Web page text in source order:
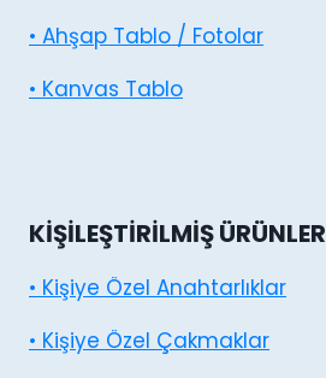
• Ahşap Tablo / Fotolar
• Kanvas Tablo
KIŞILEŞTIRILMIŞ ÜRÜNLER
• Kişiye Özel Anahtarlıklar
• Kişiye Özel Çakmaklar